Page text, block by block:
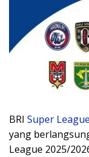
BRI Super League
yang
League 2025/